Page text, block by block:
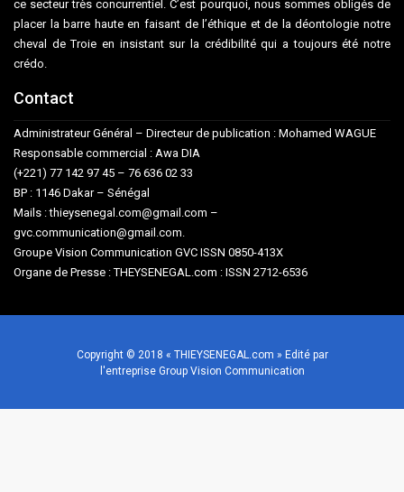
ce secteur très concurrentiel. C’est pourquoi, nous sommes obligés de
placer la barre haute en faisant de l’éthique et de la déontologie notre
cheval de Troie en insistant sur la crédibilité qui a toujours été notre
crédo.
Contact
Administrateur Général – Directeur de publication : Mohamed WAGUE
Responsable commercial : Awa DIA
(+221) 77 142 97 45 – 76 636 02 33
BP : 1146 Dakar – Sénégal
Mails : thieysenegal.com@gmail.com –
gvc.communication@gmail.com.
Groupe Vision Communication GVC ISSN 0850-413X
Organe de Presse : THEYSENEGAL.com : ISSN 2712-6536
Copyright © 2018 « THIEYSENEGAL.com » Edité par
l'entreprise Group Vision Communication